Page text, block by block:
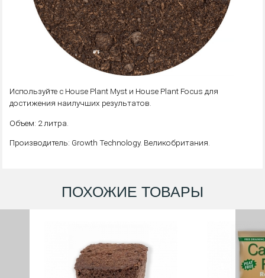
Используйте с House Plant Myst и House Plant Focus для
достижения наилучших результатов.
Объем: 2 литра.
Производитель: Growth Technology. Великобритания.
ПОХОЖИЕ ТОВАРЫ